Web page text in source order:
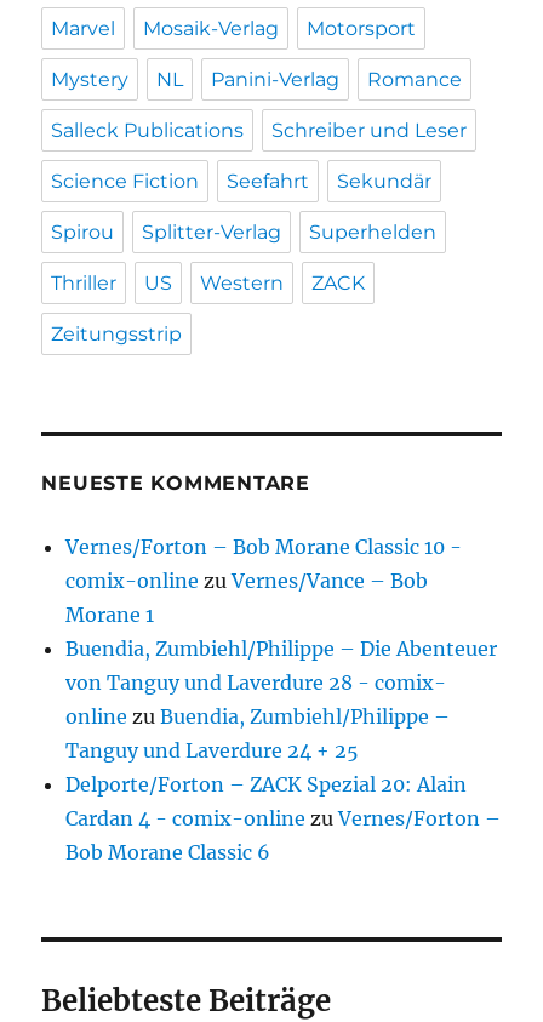
Marvel Mosaik-Verlag Motorsport
Mystery NL Panini-Verlag Romance
Salleck Publications Schreiber und Leser
Science Fiction Seefahrt Sekundär
Spirou Splitter-Verlag Superhelden
Thriller US Western ZACK
Zeitungsstrip
NEUESTE KOMMENTARE
Vernes/Forton – Bob Morane Classic 10 -
comix-online zuVernes/Vance – Bob
Morane 1
Buendia, Zumbiehl/Philippe – Die Abenteuer
von Tanguy und Laverdure 28 - comix-
online zuBuendia, Zumbiehl/Philippe –
Tanguy und Laverdure 24 + 25
Delporte/Forton – ZACK Spezial 20: Alain
Cardan 4 - comix-online zuVernes/Forton –
Bob Morane Classic 6
Beliebteste Beiträge